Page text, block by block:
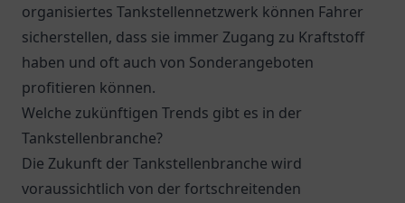
organisiertes Tankstellennetzwerk können Fahrer
sicherstellen, dass sie immer Zugang zu Kraftstoff
haben und oft auch von Sonderangeboten
profitieren können.
Welche zukünftigen Trends gibt es in der
Tankstellenbranche?
Die Zukunft der Tankstellenbranche wird
voraussichtlich von der fortschreitenden